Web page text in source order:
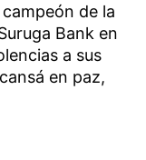
de la
Bank en
a sus
en paz,